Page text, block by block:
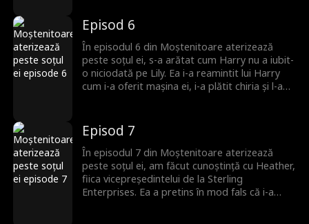
După ce a auzit toate acestea, Quince a vrut
să îi demonstreze lui Lily că el este adevăratul
ei prinț fermecător. Va reuși Quince Sterling să
cucerească inima lui Lily?
Episod 6
În episodul 6 din Moștenitoare aterizează
peste soțul ei, s-a arătat cum Harry nu a iubit-
o niciodată pe Lily. Ea i-a reamintit lui Harry
cum i-a oferit mașina ei, i-a plătit chiria și l-a
Harry un contract cu Sterling Enterprises. Va
realiza Harry Dixon adevărata identitate a lui
Lily?
Episod 7
În episodul 7 din Moștenitoare aterizează
peste soțul ei, am făcut cunoștință cu Heather,
fiica vicepreședintelui de la Sterling
Enterprises. Ea a pretins în mod fals că i-a